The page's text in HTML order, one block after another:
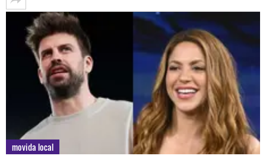
movida local